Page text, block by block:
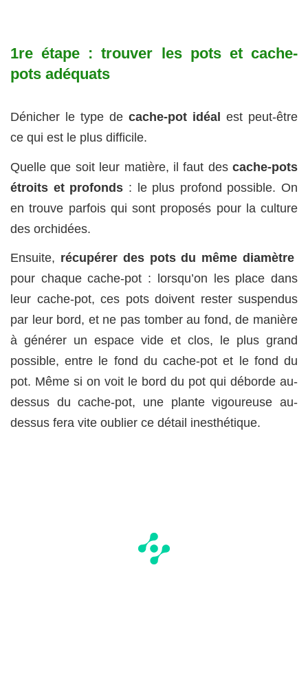
1re étape : trouver les pots et cache-
pots adéquats
Dénicher le type de cache-pot idéal
est peut-être
ce qui est le plus difficile.
Quelle que soit leur matière, il faut des cache-pots
étroits et profonds : le plus profond possible. On
en trouve parfois qui sont proposés pour la culture
des orchidées.
Ensuite, récupérer des pots du même diamètre
pour chaque cache-pot : lorsqu’on les place dans
leur cache-pot, ces pots doivent rester suspendus
par leur bord, et ne pas tomber au fond, de manière
à générer un espace vide et clos, le plus grand
possible, entre le fond du cache-pot et le fond du
pot. Même si on voit le bord du pot qui déborde au-
dessus du cache-pot, une plante vigoureuse au-
dessus fera vite oublier ce détail inesthétique.